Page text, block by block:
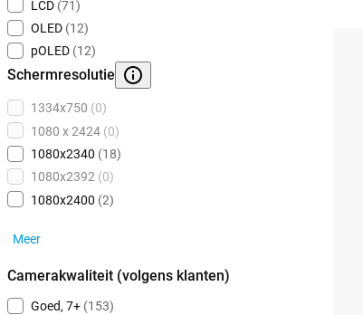
LCD (71)
OLED (12)
pOLED (12)
Schermresolutie
1334x750 (0)
1080 x 2424 (0)
1080x2340 (18)
1080x2392 (0)
1080x2400 (2)
Meer
Camerakwaliteit (volgens klanten)
Goed, 7+ (153)